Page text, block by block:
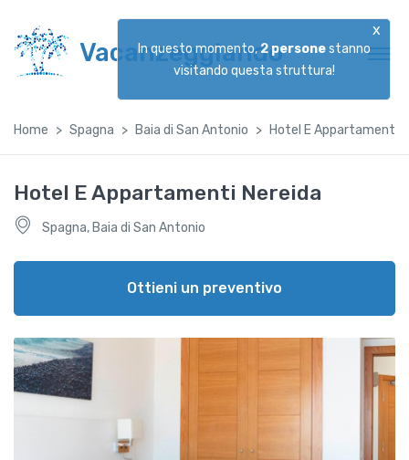
Vacanzeggiando
x
In questo momento,2personestanno
visitando questa struttura!
Home Spagna Baia di San Antonio Hotel E Appartamenti
Hotel E Appartamenti Nereida
Spagna, Baia di San Antonio
Ottieni un preventivo